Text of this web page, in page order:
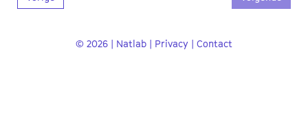
© 2026 | Natlab | Privacy | Contact